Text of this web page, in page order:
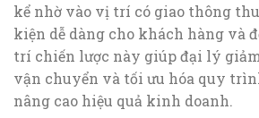
kể nhờ vào vị trí có giao thông
kiện dễ dàng cho khách hàng và
trí chiến lược này giúp đại lý
vận chuyển và tối ưu hóa quy
nâng cao hiệu quả kinh doanh.